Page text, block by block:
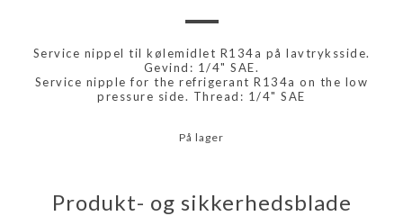
Service nippel til kølemidlet R134a på lavtryksside.
Gevind: 1/4" SAE.
Service nipple for the refrigerant R134a on the low
pressure side. Thread: 1/4" SAE
På lager
Produkt- og sikkerhedsblade